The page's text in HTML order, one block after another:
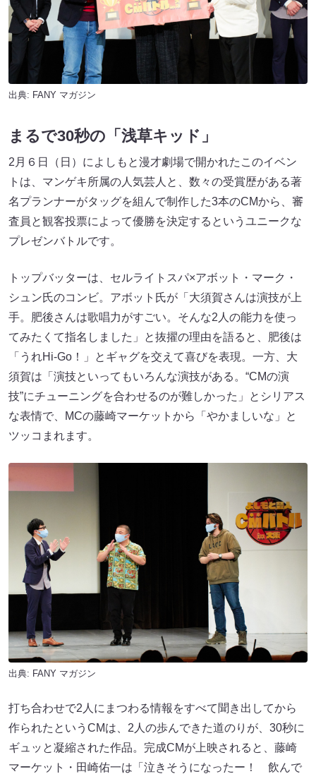
出典: FANY マガジン
まるで30秒の「浅草キッド」
2月６日（日）によしもと漫才劇場で開かれたこのイベン
トは、マンゲキ所属の人気芸人と、数々の受賞歴がある著
名プランナーがタッグを組んで制作した3本のCMから、審
査員と観客投票によって優勝を決定するというユニークな
プレゼンバトルです。
トップバッターは、セルライトスパ×アボット・マーク・
シュン氏のコンビ。アボット氏が「大須賀さんは演技が上
手。肥後さんは歌唱力がすごい。そんな2人の能力を使っ
てみたくて指名しました」と抜擢の理由を語ると、肥後は
「うれHi-Go！」とギャグを交えて喜びを表現。一方、大
須賀は「演技といってもいろんな演技がある。“CMの演
技”にチューニングを合わせるのが難しかった」とシリアス
な表情で、MCの藤崎マーケットから「やかましいな」と
ツッコまれます。
出典: FANY マガジン
打ち合わせで2人にまつわる情報をすべて聞き出してから
作られたというCMは、2人の歩んできた道のりが、30秒に
ギュッと凝縮された作品。完成CMが上映されると、藤崎
マーケット・田崎佑一は「泣きそうになったー！ 飲んで